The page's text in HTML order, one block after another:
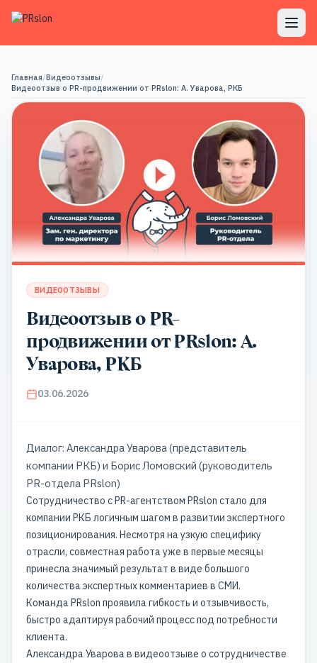
Главная/Видеоотзывы/
Видеоотзыв о PR-продвижении от PRslon: А. Уварова, РКБ
ВИДЕООТЗЫВЫ
Видеоотзыв о PR-
продвижении от PRslon: А.
Уварова, РКБ
03.06.2026
Диалог: Александра Уварова (представитель
компании РКБ) и Борис Ломовский (руководитель
PR-отдела PRslon)
Сотрудничество с PR-агентством PRslon стало для
компании РКБ логичным шагом в развитии экспертного
позиционирования. Несмотря на узкую специфику
отрасли, совместная работа уже в первые месяцы
принесла значимый результат в виде большого
количества экспертных комментариев в СМИ.
Команда PRslon проявила гибкость и отзывчивость,
быстро адаптируя рабочий процесс под потребности
клиента.
Александра Уварова в видеоотзыве о сотрудничестве